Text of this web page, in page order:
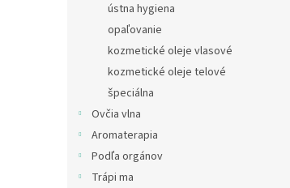
ústna hygiena
opaľovanie
kozmetické oleje vlasové
kozmetické oleje telové
špeciálna
Ovčia vlna
Aromaterapia
Podľa orgánov
Trápi ma